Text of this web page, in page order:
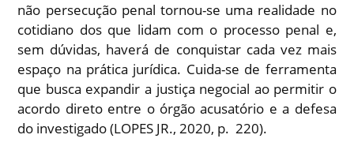
não persecução penal tornou-se uma realidade no
cotidiano dos que lidam com o processo penal e,
sem dúvidas, haverá de conquistar cada vez mais
espaço na prática jurídica. Cuida-se de ferramenta
que busca expandir a justiça negocial ao permitir o
acordo direto entre o órgão acusatório e a defesa
do investigado (LOPES JR., 2020, p. 220).